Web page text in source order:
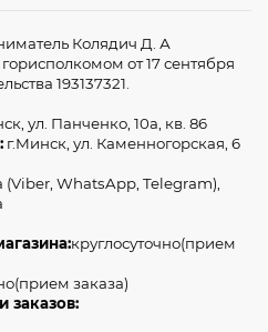
Колядич Д. А
от 17 сентября
193137321.
ул. Панченко, 10а, кв. 86
г.Минск, ул. Каменногорская, 6
(Viber, WhatsApp, Telegram),
круглосуточно(прием
заказа)
заказов: